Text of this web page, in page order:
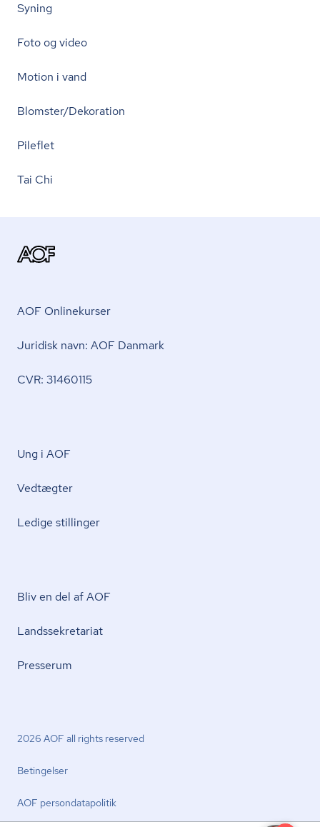
Syning
Foto og video
Motion i vand
Blomster/Dekoration
Pileflet
Tai Chi
AOF Onlinekurser
Juridisk navn: AOF Danmark
CVR: 31460115
Ung i AOF
Vedtægter
Ledige stillinger
Bliv en del af AOF
Lands­se­kre­ta­ri­at
Presserum
2026 AOF all rights reserved
Betingelser
AOF per­son­da­ta­po­li­tik